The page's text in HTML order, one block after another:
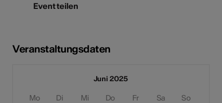
Event teilen
Veranstaltungsdaten
Juni 2025
Mo Di Mi Do Fr Sa So